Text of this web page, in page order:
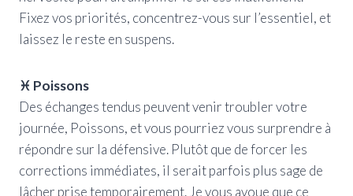
Fixez vos priorités, concentrez-vous sur l’essentiel, et
laissez le reste en suspens.
♓ Poissons
Des échanges tendus peuvent venir troubler votre
journée, Poissons, et vous pourriez vous surprendre à
répondre sur la défensive. Plutôt que de forcer les
corrections immédiates, il serait parfois plus sage de
lâcher prise temporairement. Je vous avoue que ce